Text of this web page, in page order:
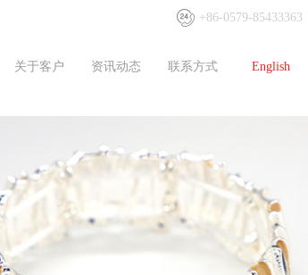
+86-0579-85433363
关于客户 资讯动态 联系方式 English